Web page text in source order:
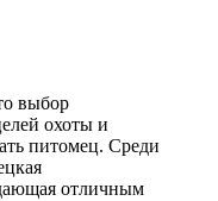
выбор
охоты и
питомец. Среди
отличным